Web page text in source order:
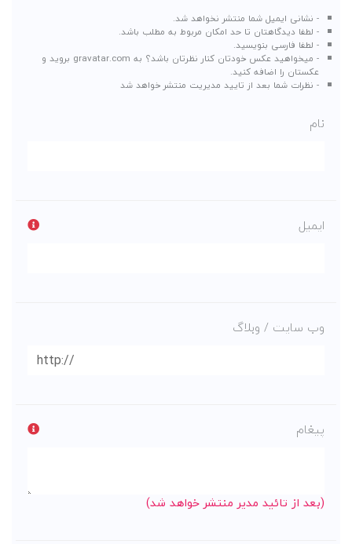
- نشانی ایمیل شما منتشر نخواهد شد.
- لطفا دیدگاهتان تا حد امکان مربوط به مطلب باشد.
- لطفا فارسی بنویسید.
- میخواهید عکس خودتان کنار نظرتان باشد؟ به gravatar.com بروید و
عکستان را اضافه کنید.
- نظرات شما بعد از تایید مدیریت منتشر خواهد شد
نام
ایمیل
وب سایت / وبلاگ
پیغام
(بعد از تائید مدیر منتشر خواهد شد)